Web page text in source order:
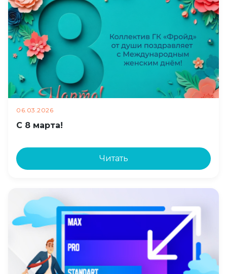
06.03.2026
C 8 марта!
Читать